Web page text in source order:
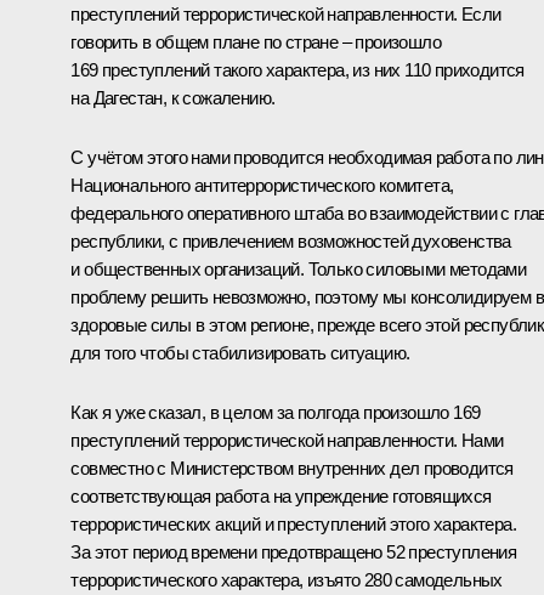
преступлений террористической направленности. Если
говорить в общем плане по стране – произошло
169 преступлений такого характера, из них 110 приходится
на Дагестан, к сожалению.
С учётом этого нами проводится необходимая работа по
Национального антитеррористического комитета,
федерального оперативного штаба во взаимодействии с
республики, с привлечением возможностей духовенства
и общественных организаций. Только силовыми методами
проблему решить невозможно, поэтому мы консолидируем
здоровые силы в этом регионе, прежде всего этой
для того чтобы стабилизировать ситуацию.
Как я уже сказал, в целом за полгода произошло 169
преступлений террористической направленности. Нами
совместно с Министерством внутренних дел проводится
соответствующая работа на упреждение готовящихся
террористических акций и преступлений этого характера.
За этот период времени предотвращено 52 преступления
террористического характера, изъято 280 самодельных